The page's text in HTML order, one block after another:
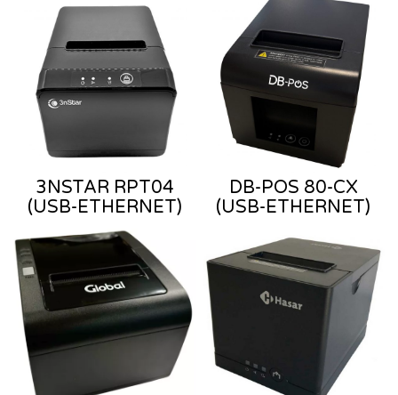
3NSTAR RPT04
(USB-ETHERNET)
DB-POS 80-CX
(USB-ETHERNET)